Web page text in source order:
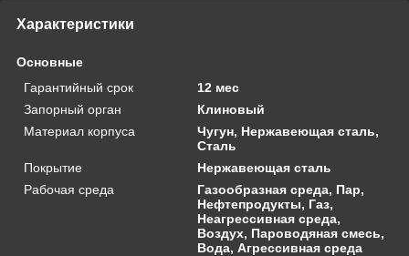
Характеристики
Основные
Гарантийный срок
12 мес
Запорный орган
Клиновый
Материал корпуса
Чугун, Нержавеющая сталь,
Сталь
Покрытие
Нержавеющая сталь
Рабочая среда
Газообразная среда, Пар,
Нефтепродукты, Газ,
Неагрессивная среда,
Воздух, Пароводяная смесь,
Вода, Агрессивная среда